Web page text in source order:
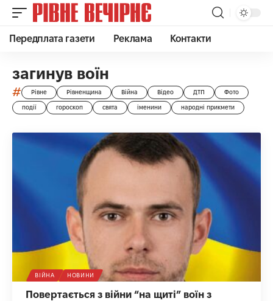
Передплата газети Реклама Контакти
загинув воїн
# Рівне Рівненщина Війна Відео ДТП Фото
події гороскоп свята іменини народні прикмети
ВІЙНА НОВИНИ
Повертається з війни “на щиті” воїн з